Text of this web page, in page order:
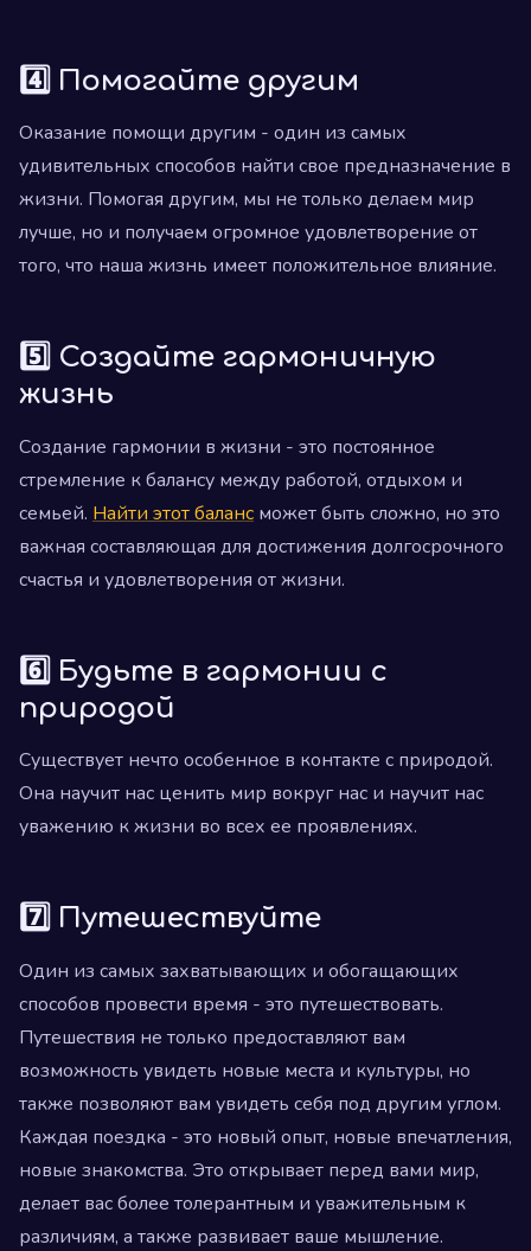
4️⃣ Помогайте другим
Оказание помощи другим - один из самых
удивительных способов найти свое предназначение в
жизни. Помогая другим, мы не только делаем мир
лучше, но и получаем огромное удовлетворение от
того, что наша жизнь имеет положительное влияние.
5️⃣ Создайте гармоничную
жизнь
Создание гармонии в жизни - это постоянное
стремление к балансу между работой, отдыхом и
семьей. Найти этот баланс может быть сложно, но это
важная составляющая для достижения долгосрочного
счастья и удовлетворения от жизни.
6️⃣ Будьте в гармонии с
природой
Существует нечто особенное в контакте с природой.
Она научит нас ценить мир вокруг нас и научит нас
уважению к жизни во всех ее проявлениях.
7️⃣ Путешествуйте
Один из самых захватывающих и обогащающих
способов провести время - это путешествовать.
Путешествия не только предоставляют вам
возможность увидеть новые места и культуры, но
также позволяют вам увидеть себя под другим углом.
Каждая поездка - это новый опыт, новые впечатления,
новые знакомства. Это открывает перед вами мир,
делает вас более толерантным и уважительным к
различиям, а также развивает ваше мышление.